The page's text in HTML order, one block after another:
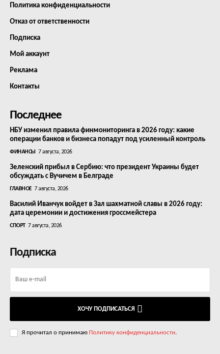
Политика конфиденциальности
Отказ от ответственности
Подписка
Мой аккаунт
Реклама
Контакты
Последнее
НБУ изменил правила финмониторинга в 2026 году: какие
операции банков и бизнеса попадут под усиленный контроль
ФИНАНСЫ 7 августа, 2026
Зеленский прибыл в Сербию: что президент Украины будет
обсуждать с Вучичем в Белграде
ГЛАВНОЕ 7 августа, 2026
Василий Иванчук войдет в Зал шахматной славы в 2026 году:
дата церемонии и достижения гроссмейстера
СПОРТ 7 августа, 2026
Подписка
ХОЧУ ПОДПИСАТЬСЯ
Я прочитал о принимаю Политику конфиденциальности.